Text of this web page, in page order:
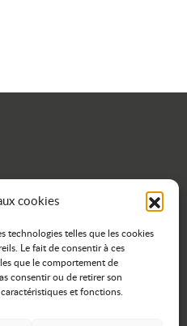
cookies
technologies telles que les cookies
Le fait de consentir à ces
que le comportement de
consentir ou de retirer son
et fonctions.